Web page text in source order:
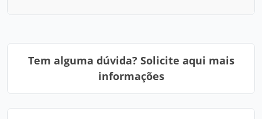
Tem alguma dúvida? Solicite aqui mais
informações